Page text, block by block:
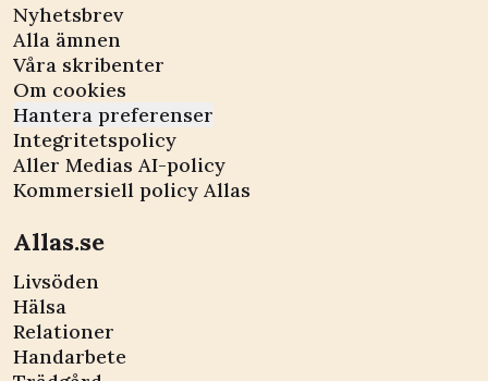
Nyhetsbrev
Alla ämnen
Våra skribenter
Om cookies
Hantera preferenser
Integritetspolicy
Aller Medias AI-policy
Kommersiell policy Allas
Allas.se
Livsöden
Hälsa
Relationer
Handarbete